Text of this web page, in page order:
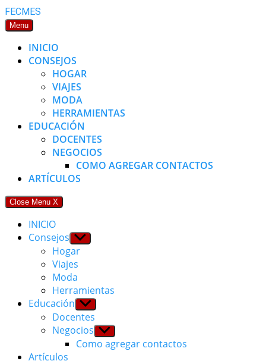
Skip
to
FECMES
Menu
INICIO
CONSEJOS
HOGAR
VIAJES
MODA
HERRAMIENTAS
EDUCACIÓN
DOCENTES
NEGOCIOS
COMO AGREGAR CONTACTOS
ARTÍCULOS
Close Menu X
INICIO
Consejos Show
sub
menu
Hogar
Viajes
Moda
Herramientas
Educación Show
sub
menu
Docentes
Negocios Show
sub
menu
Como agregar contactos
Artículos